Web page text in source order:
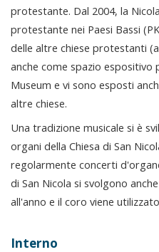
protestante. Dal 2004, la
protestante nei Paesi Bassi
delle altre chiese protestanti
anche come spazio espositivo
Museum e vi sono esposti
altre chiese.
Una tradizione musicale si è
organi della Chiesa di San
regolarmente concerti
di San Nicola si svolgono
all'anno e il coro viene
Interno